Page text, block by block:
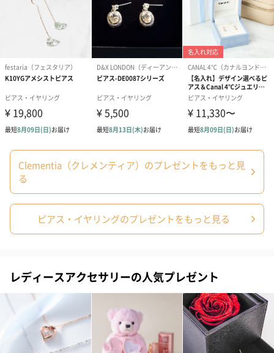
あり（165円）
メッセージカード
いつもありがとう（0
記念日に愛を込めて（0
円）
お母さんいつ
とう（0円）
ラッピングオプション
プリザーブドフラワー
Clementia（クレメンティア）のプレゼントをもっと見
る
ピアス・イヤリングのプレゼントをもっと見る
レディースアクセサリーの人気プレゼント